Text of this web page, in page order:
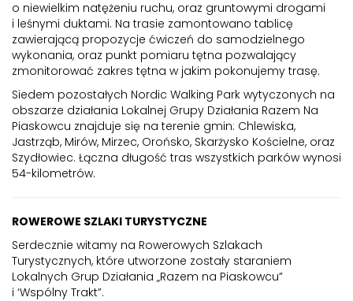
o niewielkim natężeniu ruchu, oraz gruntowymi drogami
i leśnymi duktami. Na trasie zamontowano tablicę
zawierającą propozycje ćwiczeń do samodzielnego
wykonania, oraz punkt pomiaru tętna pozwalający
zmonitorować zakres tętna w jakim pokonujemy trasę.
Siedem pozostałych Nordic Walking Park wytyczonych na
obszarze działania Lokalnej Grupy Działania Razem Na
Piaskowcu znajduje się na terenie gmin: Chlewiska,
Jastrząb, Mirów, Mirzec, Orońsko, Skarżysko Kościelne, oraz
Szydłowiec. Łączna długość tras wszystkich parków wynosi
54-kilometrów.
ROWEROWE SZLAKI TURYSTYCZNE
Serdecznie witamy na Rowerowych Szlakach
Turystycznych, które utworzone zostały staraniem
Lokalnych Grup Działania „Razem na Piaskowcu”
i ‘Wspólny Trakt”.